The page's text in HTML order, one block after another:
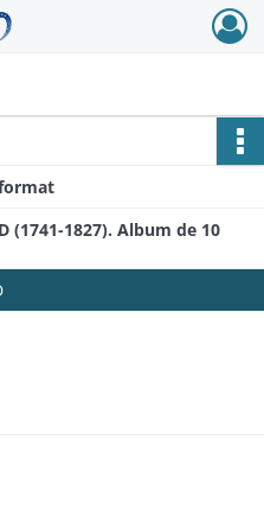
- Colmar
(1741-1827). Album de 10